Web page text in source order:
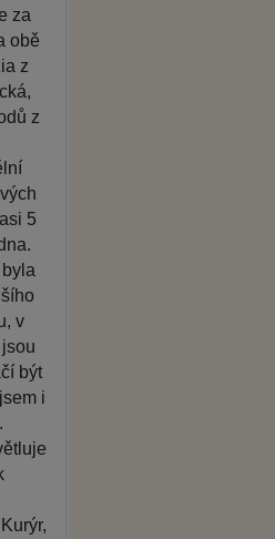
za
obě
z
z
5
v
být
i